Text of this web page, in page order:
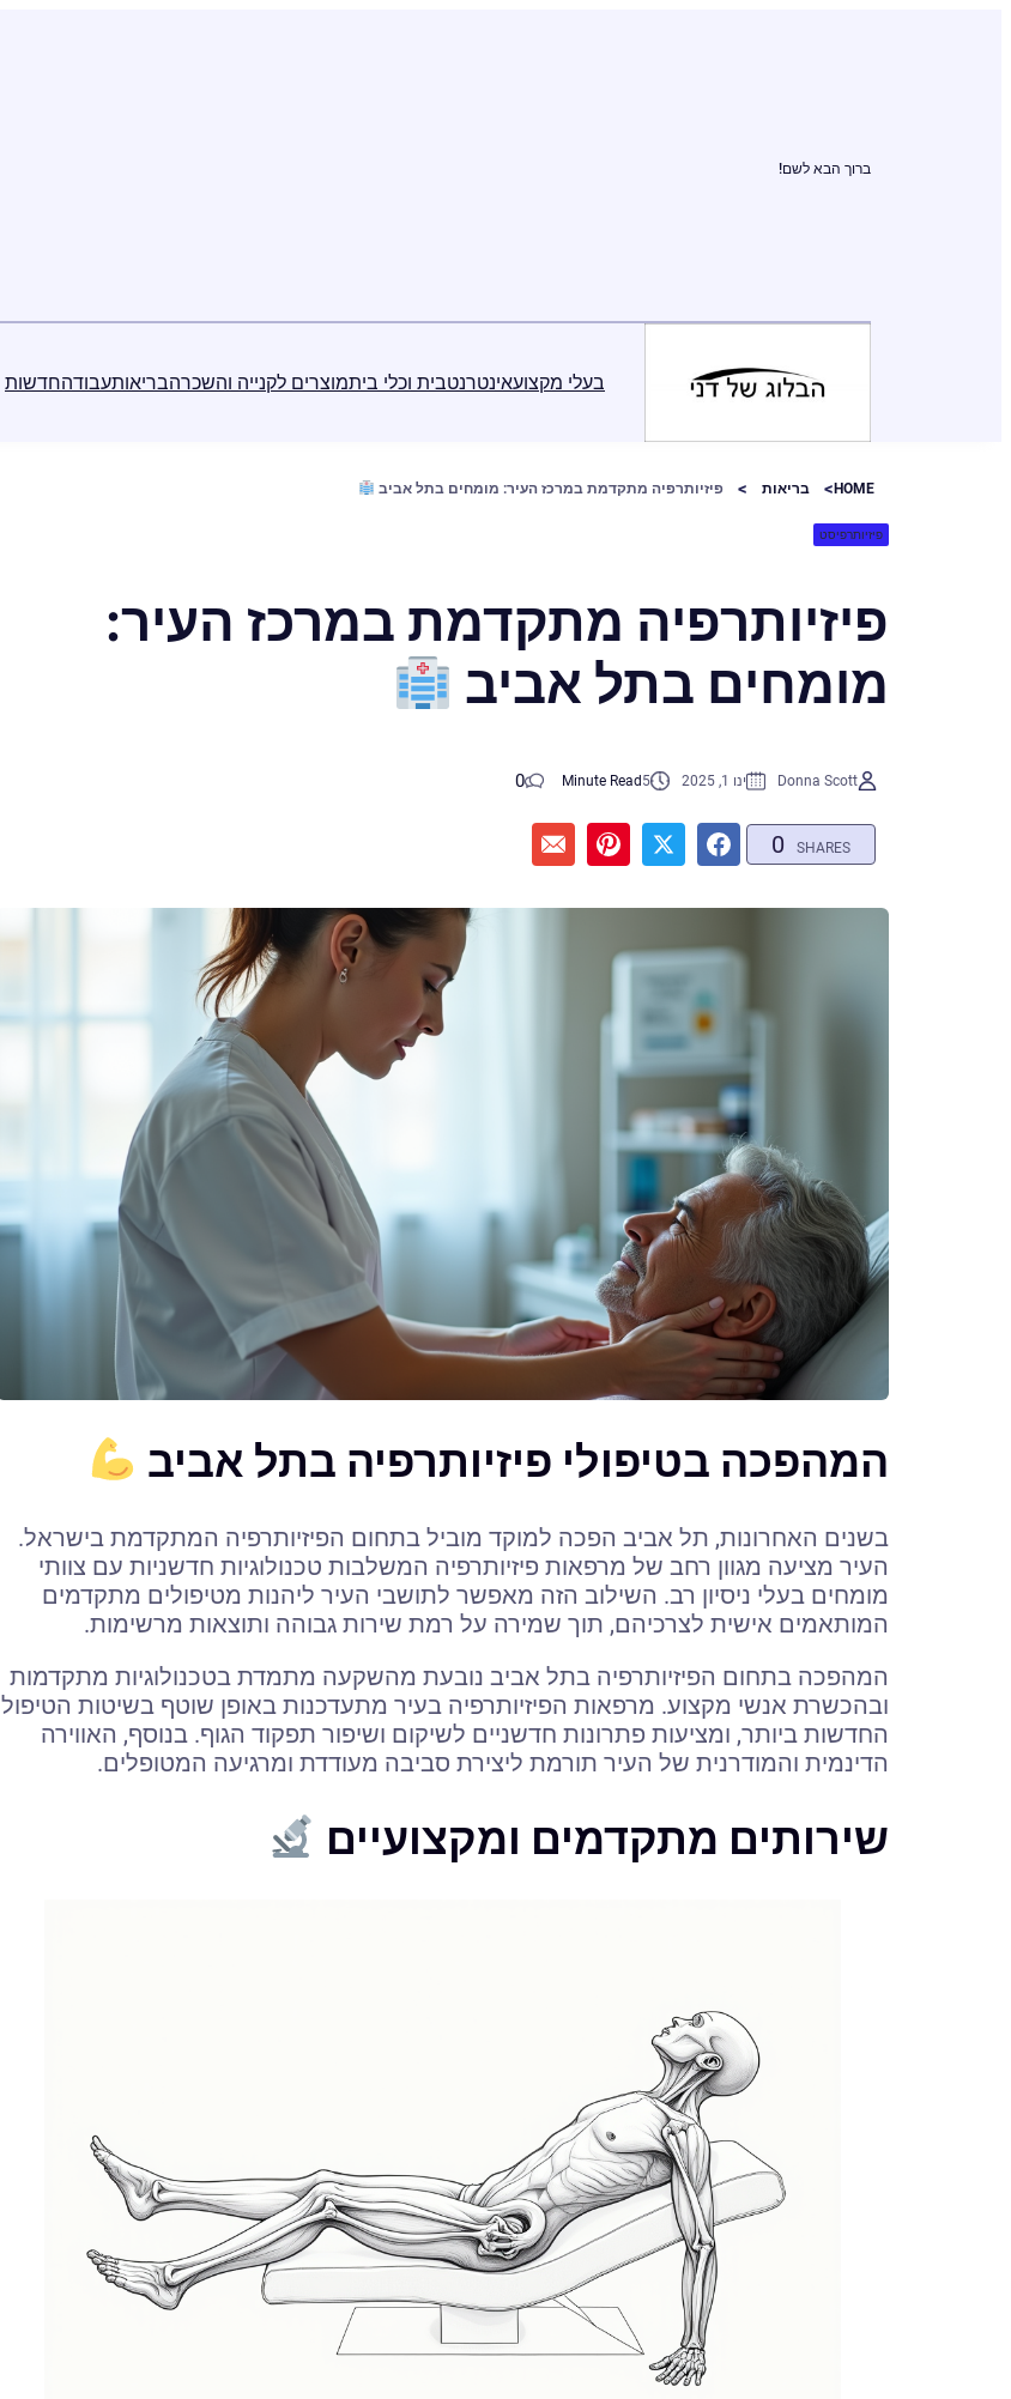
ברוך הבא לשם!
בעלי מקצועאינטרנטבית וכלי ביתמוצרים לקנייה והשכרהבריאותעבודהחדשות
HOME בריאות פיזיותרפיה מתקדמת במרכז העיר: מומחים בתל אביב
פיזיותרפיסט
פיזיותרפיה מתקדמת במרכז העיר:
מומחים בתל אביב
Donna Scott ינו 1, 2025 5
Minute Read
0
0 SHARES
המהפכה בטיפולי פיזיותרפיה בתל אביב
בשנים האחרונות, תל אביב הפכה למוקד מוביל בתחום הפיזיותרפיה המתקדמת בישראל.
העיר מציעה מגוון רחב של מרפאות פיזיותרפיה המשלבות טכנולוגיות חדשניות עם צוותי
מומחים בעלי ניסיון רב. השילוב הזה מאפשר לתושבי העיר ליהנות מטיפולים מתקדמים
המותאמים אישית לצרכיהם, תוך שמירה על רמת שירות גבוהה ותוצאות מרשימות.
המהפכה בתחום הפיזיותרפיה בתל אביב נובעת מהשקעה מתמדת בטכנולוגיות מתקדמות
ובהכשרת אנשי מקצוע. מרפאות הפיזיותרפיה בעיר מתעדכנות באופן שוטף בשיטות הטיפול
החדשות ביותר, ומציעות פתרונות חדשניים לשיקום ושיפור תפקוד הגוף. בנוסף, האווירה
הדינמית והמודרנית של העיר תורמת ליצירת סביבה מעודדת ומרגיעה המטופלים.
שירותים מתקדמים ומקצועיים